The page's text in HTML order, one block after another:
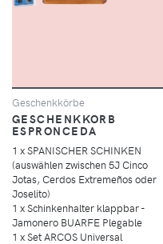
Geschenkkörbe
GESCHENKKORB
ESPRONCEDA
1 x SPANISCHER SCHINKEN
(auswählen zwischen 5J Cinco
Jotas, Cerdos Extremeños oder
Joselito)
1 x Schinkenhalter klappbar -
Jamonero BUARFE Plegable
1 x Set ARCOS Universal